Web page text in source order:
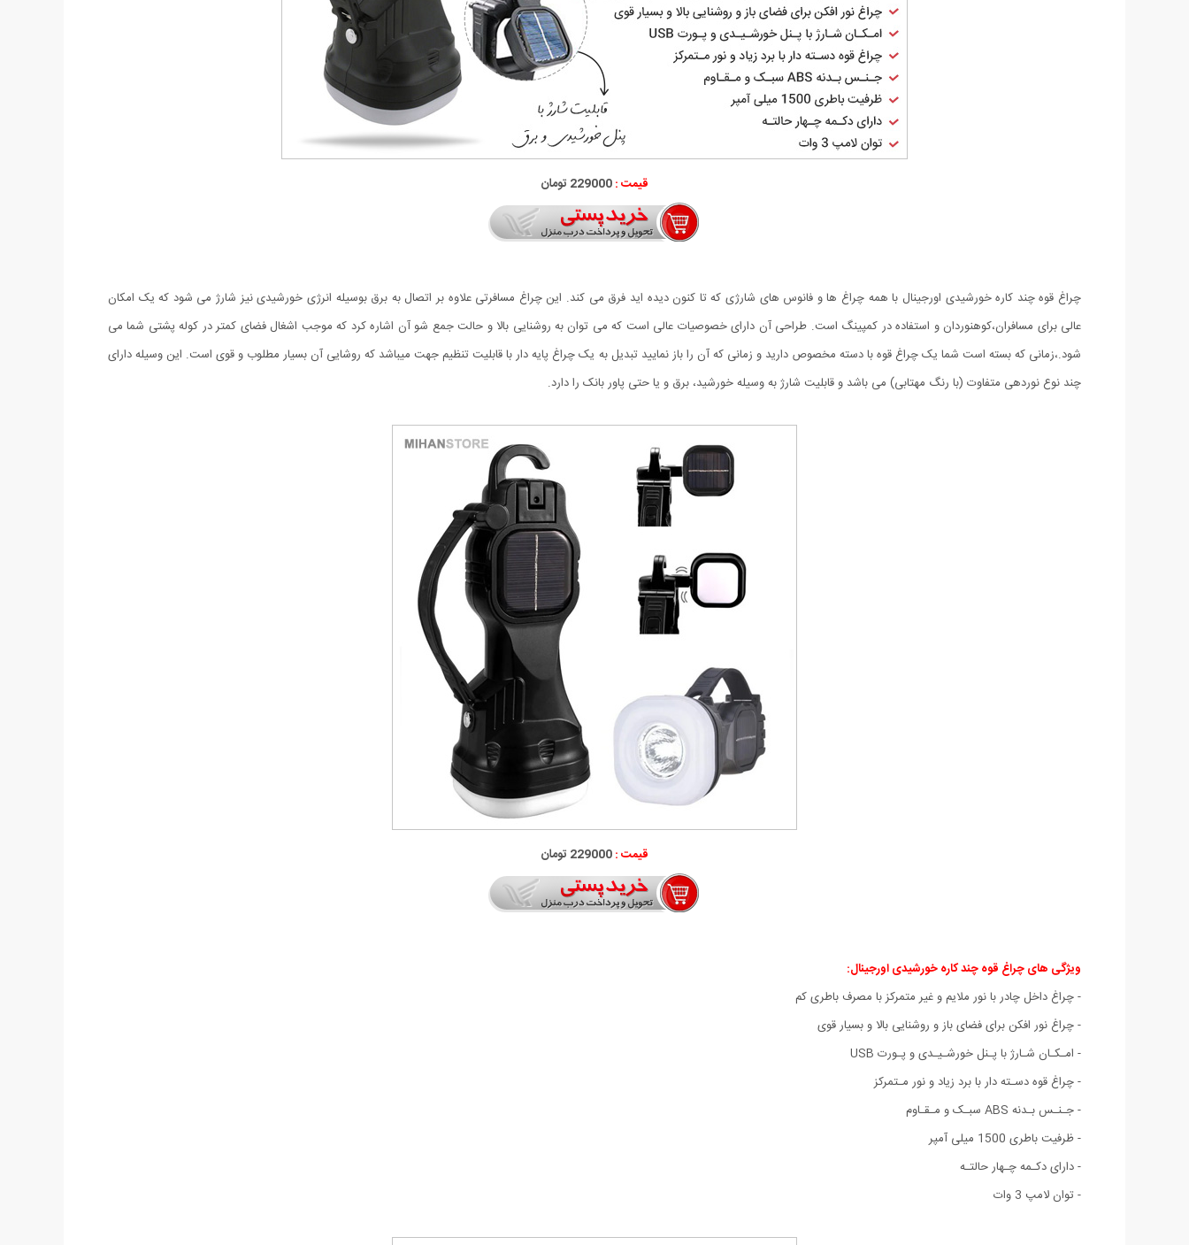
قیمت :229000 تومان
چراغ قوه چند کاره خورشیدی اورجینال با همه چراغ ها و فانوس های شارژی که تا کنون دیده اید فرق می کند. این چراغ مسافرتی علاوه بر اتصال به برق بوسیله انرژی خورشیدی نیز شارژ می شود که یک امکان
عالی برای مسافران،کوهنوردان و استفاده در کمپینگ است. طراحی آن دارای خصوصیات عالی است که می توان به روشنایی بالا و حالت جمع شو آن اشاره کرد که موجب اشغال فضای کمتر در کوله پشتی شما می
شود.،زمانی که بسته است شما یک چراغ قوه با دسته مخصوص دارید و زمانی که آن را باز نمایید تبدیل به یک چراغ پایه دار با قابلیت تنظیم جهت میباشد که روشایی آن بسیار مطلوب و قوی است. این وسیله دارای
چند نوع نوردهی متفاوت (با رنگ مهتابی) می باشد و قابلیت شارژ به وسیله خورشید، برق و یا حتی پاور بانک را دارد.
قیمت :229000 تومان
ویژگی های چراغ قوه چند کاره خورشیدی اورجینال:
- چراغ داخل چادر با نور ملایم و غیر متمرکز با مصرف باطری کم
- چراغ نور افکن برای فضای باز و روشنایی بالا و بسیار قوی
- امـکـان شـارژ با پـنل خورشـیـدی و پـورت USB
- چراغ قوه دسـته دار با برد زیاد و نور مـتمرکز
- جـنـس بـدنه ABS سبـک و مـقـاوم
- ظرفیت باطری 1500 میلی آمپر
- دارای دکـمه چـهار حالتـه
- توان لامپ 3 وات